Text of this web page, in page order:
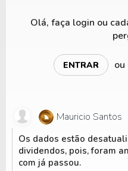
Olá, faça login ou
ENTRAR ou
Mauricio Santos
Os dados estão
dividendos, pois, foram
com já passou.